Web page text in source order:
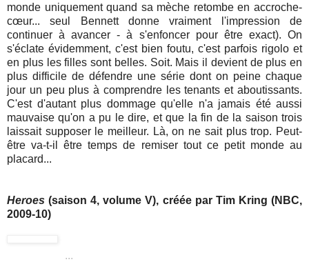
monde uniquement quand sa mèche retombe en accroche-
cœur... seul Bennett donne vraiment l'impression de
continuer à avancer - à s'enfoncer pour être exact). On
s'éclate évidemment, c'est bien foutu, c'est parfois rigolo et
en plus les filles sont belles. Soit. Mais il devient de plus en
plus difficile de défendre une série dont on peine chaque
jour un peu plus à comprendre les tenants et aboutissants.
C'est d'autant plus dommage qu'elle n'a jamais été aussi
mauvaise qu'on a pu le dire, et que la fin de la saison trois
laissait supposer le meilleur. Là, on ne sait plus trop. Peut-
être va-t-il être temps de remiser tout ce petit monde au
placard...
Heroes (saison 4, volume V), créée par Tim Kring (NBC,
2009-10)
...